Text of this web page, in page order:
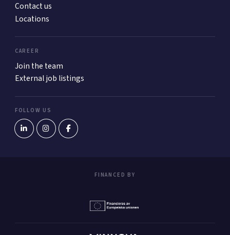
Contact us
Locations
CAREER
Join the team
External job listings
FOLLOW US
FINANCED BY